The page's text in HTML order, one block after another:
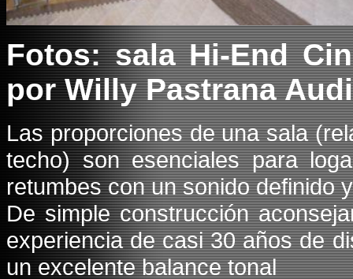
Fotos: sala Hi-End
por Willy Pastrana
Las proporciones de una sala
techo) son esenciales para
retumbes con un sonido definido
De simple construcción
experiencia de casi 30 años de
un excelente balance tonal